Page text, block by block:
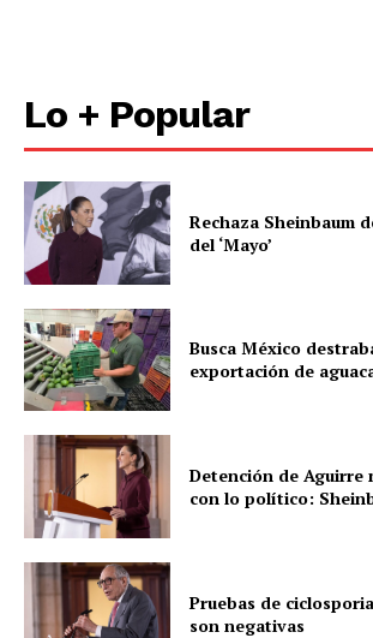
Lo + Popular
Rechaza Sheinbaum
del ‘Mayo’
Busca México
exportación de
Detención de Aguirre
con lo político:
Pruebas de
son negativas